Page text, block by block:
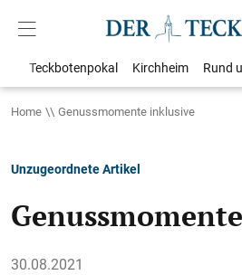
Teckbotenpokal Kirchheim Rund
Home Genussmomente inklusive
Unzugeordnete Artikel
30.08.2021